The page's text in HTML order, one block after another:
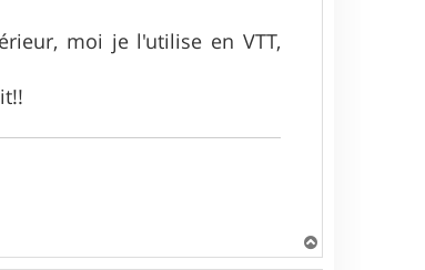
moi je l'utilise en VTT,
a